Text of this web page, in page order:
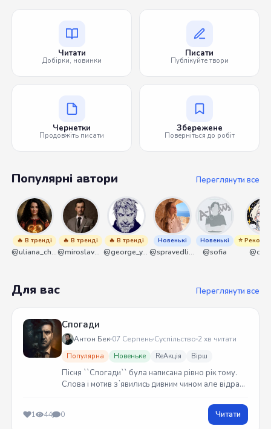
Читати
Добірки, новинки
Писати
Публікуйте твори
Чернетки
Продовжіть писати
Збережене
Поверніться до робіт
Популярні автори Переглянути все
🔥 В тренді
@uliana_chernenko
🔥 В тренді
@miroslavmaniyk
🔥 В тренді
@george_y_lawlett
Новенькі
@spravedliwa
Новенькі
@sofia
⭐
Для вас Переглянути все
Спогади
Антон Бек 07 Серпень Суспільство 2 хв читати
Популярна Новеньке ReАкція Вірш
Пісня ``Спогади`` була написана рівно рік тому.
Слова і мотив зʼявились дивним чином але відразу
1 44 0 Читати